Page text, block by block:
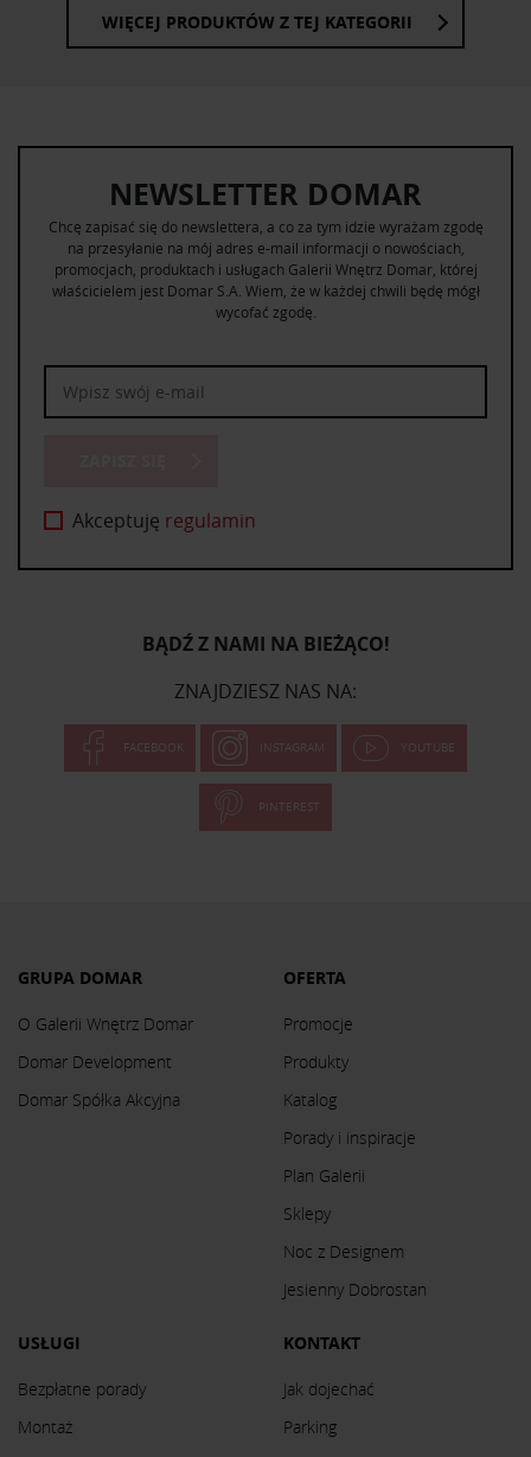
WIĘCEJ PRODUKTÓW Z TEJ KATEGORII
NEWSLETTER DOMAR
Chcę zapisać się do newslettera, a co za tym idzie wyrażam zgodę
na przesyłanie na mój adres e-mail informacji o nowościach,
promocjach, produktach i usługach Galerii Wnętrz Domar, której
właścicielem jest Domar S.A. Wiem, że w każdej chwili będę mógł
wycofać zgodę.
Akceptuję regulamin
BĄDŹ Z NAMI NA BIEŻĄCO!
ZNAJDZIESZ NAS NA:
FACEBOOK INSTAGRAM YOUTUBE
PINTEREST
GRUPA DOMAR
O Galerii Wnętrz Domar
Domar Development
Domar Spółka Akcyjna
OFERTA
Promocje
Produkty
Katalog
Porady i inspiracje
Plan Galerii
Sklepy
Noc z Designem
Jesienny Dobrostan
USŁUGI
Bezpłatne porady
Montaż
KONTAKT
Jak dojechać
Parking